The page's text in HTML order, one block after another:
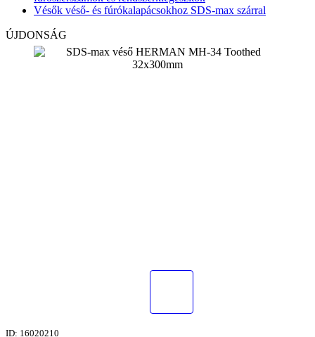
Vésők véső- és fúrókalapácsokhoz SDS-max szárral
ÚJDONSÁG
ID: 16020210